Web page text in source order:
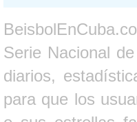
Serie Nacional
diarios,
para que los